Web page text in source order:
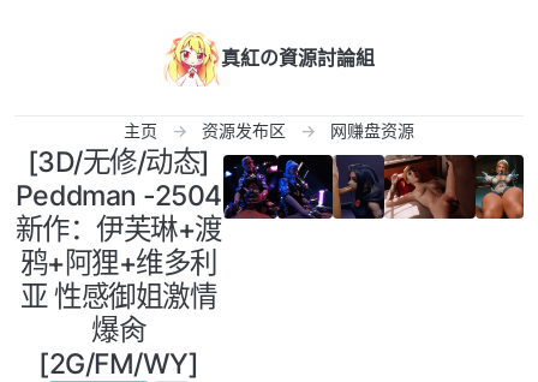
真紅の資源討論組
主页 资源发布区 网赚盘资源
[3D/无修/动态]
Peddman -2504
新作：伊芙琳+渡
鸦+阿狸+维多利
亚 性感御姐激情
爆肏
[2G/FM/WY]